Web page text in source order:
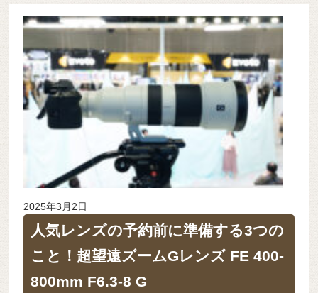
2025年3月2日
人気レンズの予約前に準備する3つの
こと！超望遠ズームGレンズ FE 400-
800mm F6.3-8 G